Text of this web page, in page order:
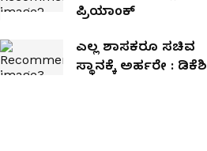
ಪ್ರಿಯಾಂಕ್‌
ಎಲ್ಲ ಶಾಸಕರೂ ಸಚಿವ
ಸ್ಥಾನಕ್ಕೆ ಅರ್ಹರೇ : ಡಿಕೆಶಿ